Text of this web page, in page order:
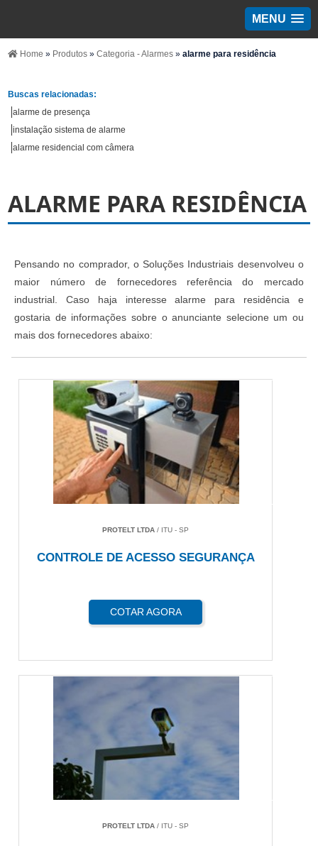
MENU
Home » Produtos»Categoria - Alarmes»alarme para residência
Buscas relacionadas:
alarme de presença
instalação sistema de alarme
alarme residencial com câmera
ALARME PARA RESIDÊNCIA
Pensando no comprador, o Soluções Industriais desenvolveu o
maior número de fornecedores referência do mercado
industrial. Caso haja interesse alarme para residência e
gostaria de informações sobre o anunciante selecione um ou
mais dos fornecedores abaixo:
PROTELT LTDA / ITU - SP
CONTROLE DE ACESSO SEGURANÇA
COTAR AGORA
PROTELT LTDA / ITU - SP